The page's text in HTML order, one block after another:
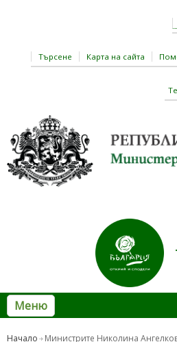
Търсене Карта на сайта
Меню
Начало
Министрите Николина